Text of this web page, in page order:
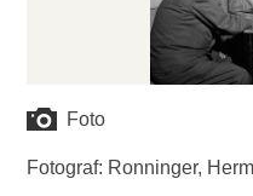
Foto
Fotograf: Ronninger,